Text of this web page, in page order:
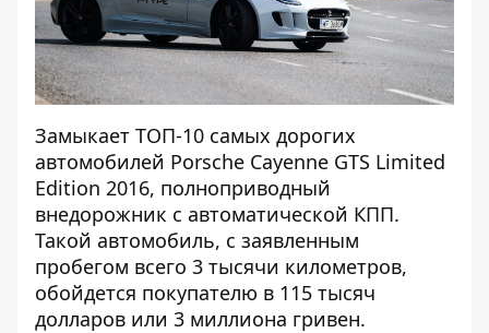
Замыкает ТОП-10 самых дорогих
автомобилей Porsche Cayenne GTS Limited
Edition 2016, полноприводный
внедорожник с автоматической КПП.
Такой автомобиль, с заявленным
пробегом всего 3 тысячи километров,
обойдется покупателю в 115 тысяч
долларов или 3 миллиона гривен.